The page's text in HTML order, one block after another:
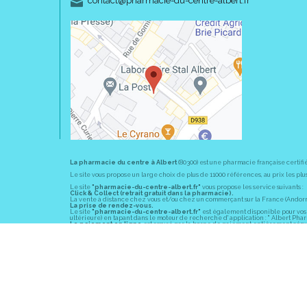
La pharmacie du centre à Albert(80300) est une pharmacie française
Le site vous propose un large choix de plus de 11000 références, au prix les
Le site "pharmacie-du-centre-albert.fr" vous propose les service suivants :
Click & Collect (retrait gratuit dans la pharmacie).
La vente à distance chez vous et/ou chez un commerçant sur la France
La prise de rendez-vous.
Le site "pharmacie-du-centre-albert.fr" est également disponible pour vos
ultérieure) en tapant dans le moteur de recherche d' application : " Albert
Le paiement en ligneest assuré par la borne de paiement entièrement